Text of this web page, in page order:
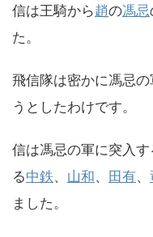
信は王騎から趙の馮忌
た。
飛信隊は密かに馮忌
うとしたわけです。
信は馮忌の軍に突入
る中鉄、 山和、 田有、
ました。